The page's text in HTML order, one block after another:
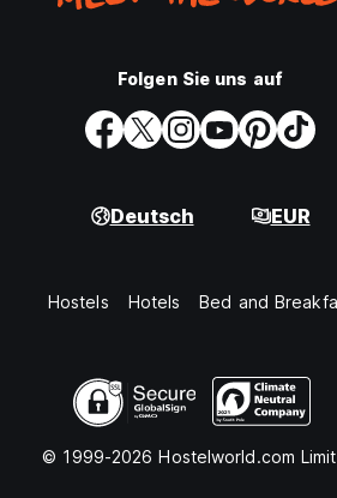
Folgen Sie uns auf
Deutsch EUR
Hostels Hotels Bed and
© 1999-2026 Hostelworld.com